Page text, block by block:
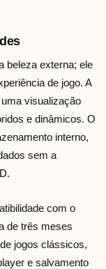
beleza externa; ele
de jogo. A
visualização
e dinâmicos. O
interno,
sem a
com o
de três meses
jogos clássicos,
e salvamento